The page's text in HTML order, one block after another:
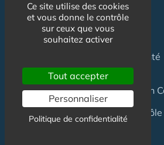
Créerune Maison de Santé
Financerune Maison de Santé
dans une Maison de Santé
Céderune Maisonde Santéou un
Terrain
pour création Maison /
Ce site utilise des cookies
et vous donne le contrôle
sur ceux que vous
souhaitez activer
Tout accepter
Personnaliser
Politique de confidentialité